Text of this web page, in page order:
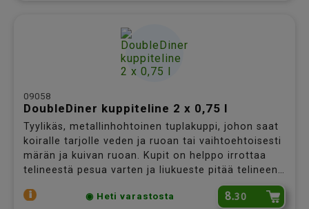
09058
DoubleDiner kuppiteline 2 x 0,75 l
Tyylikäs, metallinhohtoinen tuplakuppi, johon saat
koiralle tarjolle veden ja ruoan tai vaihtoehtoisesti
märän ja kuivan ruoan. Kupit on helppo irrottaa
telineestä pesua varten ja liukueste pitää telineen
◉ Heti varastosta 8.30